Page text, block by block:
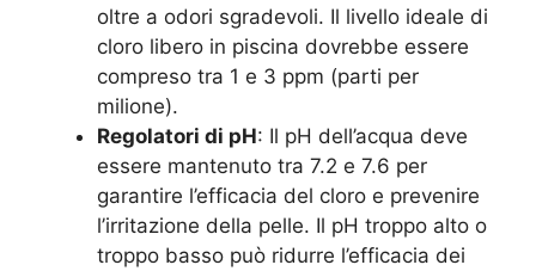
oltre a odori sgradevoli. Il livello ideale di
cloro libero in piscina dovrebbe essere
compreso tra 1 e 3 ppm (parti per
milione).
Regolatori di pH: Il pH dell’acqua deve
essere mantenuto tra 7.2 e 7.6 per
garantire l’efficacia del cloro e prevenire
l’irritazione della pelle. Il pH troppo alto o
troppo basso può ridurre l’efficacia dei